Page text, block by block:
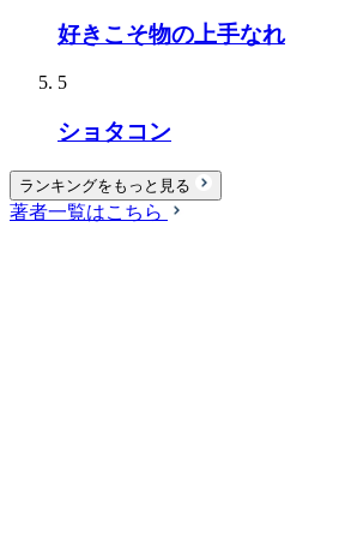
好きこそ物の上手なれ
5
ショタコン
ランキングをもっと見る
著者一覧はこちら